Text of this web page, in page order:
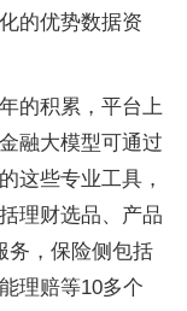
的优势数据资
的积累，平台上
融大模型可通过
这些专业工具，
理财选品、产品
务，保险侧包括
理赔等10多个